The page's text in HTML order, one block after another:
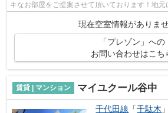
キなお部屋をご提案させて頂いております！地
現在空室情報がありませ
「プレゾン」への
お問い合わせはこち
賃貸 | マンション マイユクール谷中
千代田線 「千駄木